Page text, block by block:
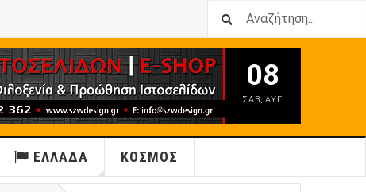
08
ΣΑΒ,ΑΥΓ
ΕΛΛΑΔΑ ΚΟΣΜΟΣ